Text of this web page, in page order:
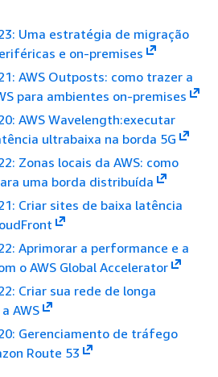
Uma estratégia de migração
e on-premises
AWS Outposts: como trazer a
para ambientes on-premises
AWS Wavelength:executar
ultrabaixa na borda 5G
Zonas locais da AWS: como
uma borda distribuída
Criar sites de baixa latência
Aprimorar a performance e a
o AWS Global Accelerator
Criar sua rede de longa
AWS
Gerenciamento de tráfego
Route 53